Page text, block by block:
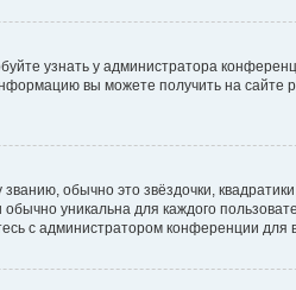
узнать у администратора
вы можете получить на сайте
обычно это звёздочки,
уникальна для каждого
с администратором конференции для